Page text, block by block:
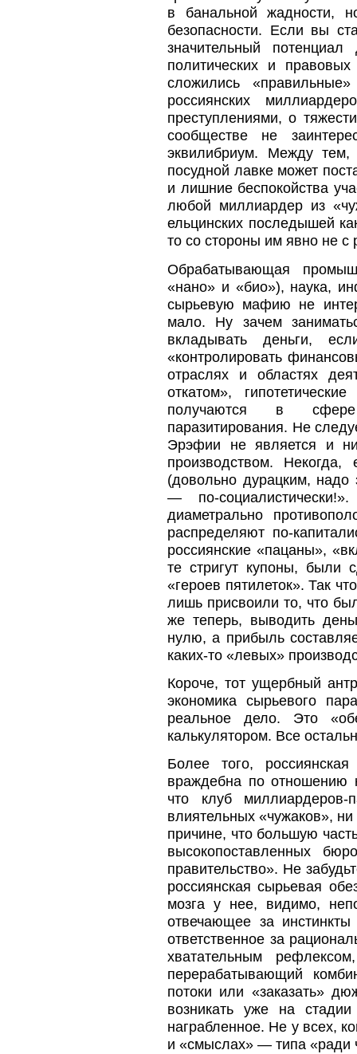
в банальной жадности,
безопасности. Если вы
значительный
политических и
сложились
россиянских
преступлениями, о
сообществе не
эквилибриум. Между тем,
посудной лавке может
и лишние беспокойства
любой миллиардер из
ельцинских последышей
то со стороны им явно не с
Обрабатывающая
«нано» и «био»), наука,
сырьевую мафию не
мало. Ну зачем
вкладывать деньги,
«контролировать
отраслях и областях
откатом»,
получаются в сфере
паразитирования. Не
Эрэфии не является и
производством.
(довольно дурацким, надо
— по-
диаметрально
распределяют по-
россиянские «пацаны»,
те стригут купоны, были
«героев пятилеток». Так
лишь присвоили то, что
же теперь, выводить
нулю, а прибыль
каких-то «левых»
Короче, тот ущербный
экономика сырьевого
реальное дело. Это
калькулятором. Все
Более того,
враждебна по отношению
что клуб миллиардеров-
влиятельных «чужаков»,
причине, что большую
высокопоставленных
правительство». Не
россиянская сырьевая
мозга у нее, видимо,
отвечающее за инстинкты
ответственное за
хватательным
перерабатывающий
потоки или «заказать»
возникать уже на
награбленное. Не у всех,
и «смыслах» — типа «ради